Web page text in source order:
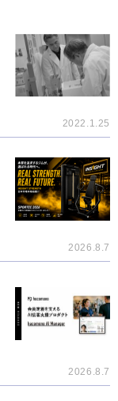
2022.1.25
2026.8.7
2026.8.7